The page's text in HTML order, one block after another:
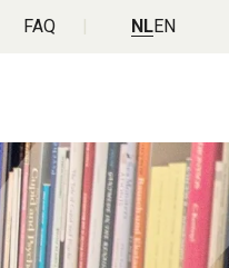
FAQ NLEN